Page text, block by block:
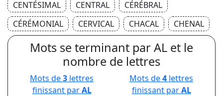
CENTÉSIMAL
CENTRAL
CÉRÉBRAL
CÉRÉMONIAL
CERVICAL CHACAL CHENAL
Mots se terminant par AL et le
nombre de lettres
Mots de3 lettres
finissant parAL
Mots de4 lettres
finissant parAL